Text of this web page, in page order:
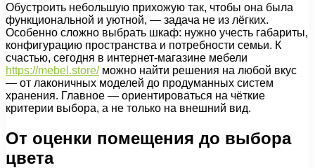
Обустроить небольшую прихожую так, чтобы она была
функциональной и уютной, — задача не из лёгких.
Особенно сложно выбрать шкаф: нужно учесть габариты,
конфигурацию пространства и потребности семьи. К
счастью, сегодня в интернет-магазине мебели
https://mebel.store/можно найти решения на любой вкус
— от лаконичных моделей до продуманных систем
хранения. Главное — ориентироваться на чёткие
критерии выбора, а не только на внешний вид.
От оценки помещения до выбора
цвета